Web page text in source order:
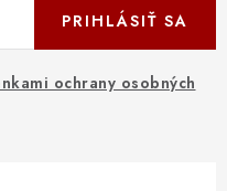
ochrany osobných
PRIHLÁSIŤ SA